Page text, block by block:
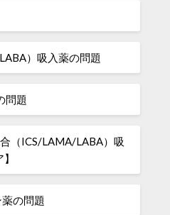
）吸入薬の問題
問題
（ICS/LAMA/LABA）吸
の問題